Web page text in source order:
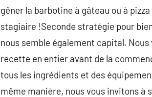
gêner la barbotine à gâteau ou à
stagiaire !Seconde stratégie pour
nous semble également capital.
recette en entier avant de la
tous les ingrédients et des
même manière, nous vous invitons à